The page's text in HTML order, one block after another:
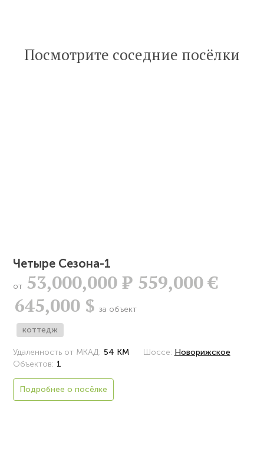
Посмотрите соседние посёлки
Четыре Сезона-1
от 53,000,000Р 559,000 €
645,000 $ за объект
коттедж
Удаленность от МКАД: 54 КМ Шоссе: Новорижское
Объектов: 1
Подробнее о посёлке